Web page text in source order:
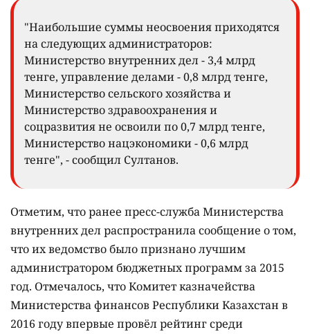
"Наибольшие суммы неосвоения приходятся
на следующих администраторов:
Министерство внутренних дел - 3,4 млрд
тенге, управление делами - 0,8 млрд тенге,
Министерство сельского хозяйства и
Министерство здравоохранения и
соцразвития не освоили по 0,7 млрд тенге,
Министерство нацэкономики - 0,6 млрд
тенге", - сообщил Султанов.
Отметим, что ранее пресс-служба Министерства
внутренних дел распространила сообщение о том,
что их ведомство было признано лучшим
администратором бюджетных программ за 2015
год. Отмечалось, что Комитет казначейства
Министерства финансов Республики Казахстан в
2016 году впервые провёл рейтинг среди